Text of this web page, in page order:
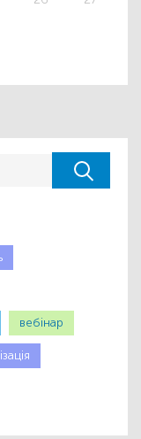
вебінар